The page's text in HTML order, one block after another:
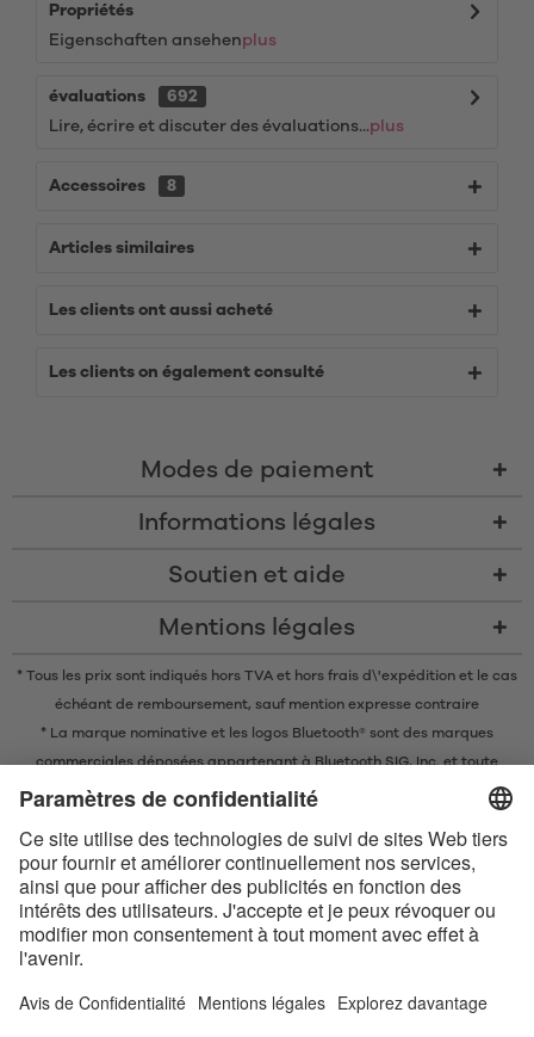
Propriétés
Eigenschaften ansehenplus
évaluations
692
Lire, écrire et discuter des évaluations...plus
Accessoires 8
Articles similaires
Les clients ont aussi acheté
Les clients on également consulté
Modes de paiement
Informations légales
Soutien et aide
Mentions légales
* Tous les prix sont indiqués hors TVA et hors frais d\'expédition et le cas
échéant de remboursement, sauf mention expresse contraire
* La marque nominative et les logos Bluetooth® sont des marques
commerciales déposées appartenant à Bluetooth SIG, Inc. et toute
utilisation de ces marques par EIS GmbH est soumise à une licence.